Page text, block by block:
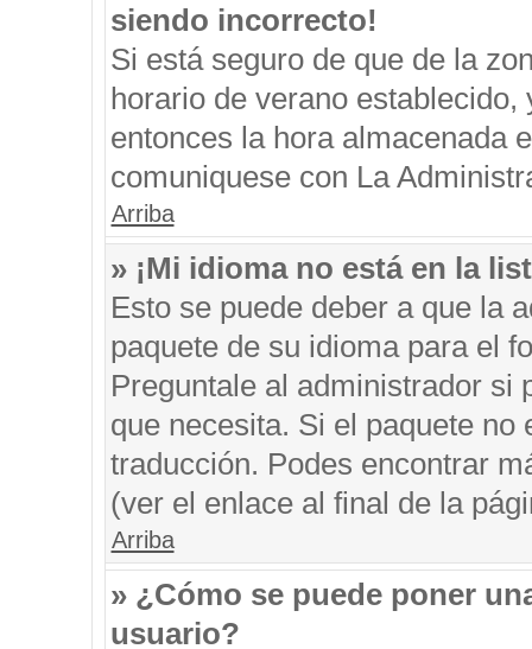
siendo incorrecto!
Si está seguro de que de la
horario de verano
entonces la hora almacenada
comuniquese con La
Arriba
» ¡Mi idioma no está en la
Esto se puede deber a que la
paquete de su idioma para el
Preguntale al administrador si
que necesita. Si el paquete
traducción. Podes encontrar
(ver el enlace al final de la
Arriba
» ¿Cómo se puede poner
usuario?